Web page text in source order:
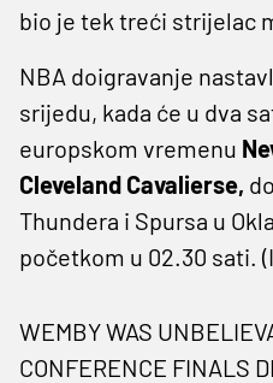
bio je tek treći strijelac
NBA doigravanje
srijedu, kada će u dva
europskom vremenu
Cleveland Cavalierse,
Thundera i Spursa u
početkom u 02.30 sati.
WEMBY WAS
CONFERENCE FINALS